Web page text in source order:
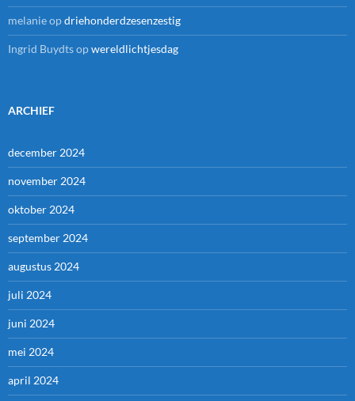
melanieopdriehonderdzesenzestig
Ingrid Buydtsopwereldlichtjesdag
ARCHIEF
december 2024
november 2024
oktober 2024
september 2024
augustus 2024
juli 2024
juni 2024
mei 2024
april 2024